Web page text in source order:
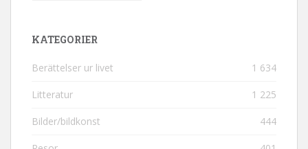
KATEGORIER
Berättelser ur livet 1 634
Litteratur 1 225
Bilder/bildkonst 444